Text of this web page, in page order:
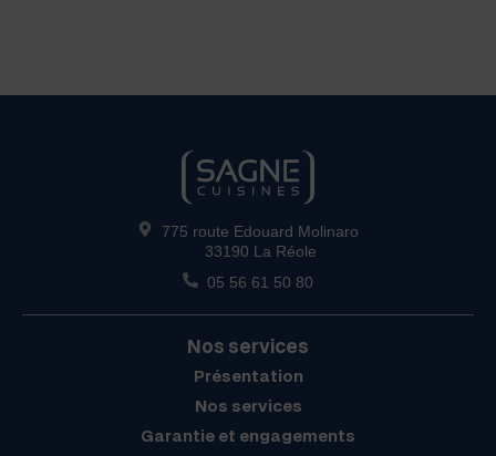
775 route Edouard Molinaro
33190 La Réole
05 56 61 50 80
Nos services
Présentation
Nos services
Garantie et engagements